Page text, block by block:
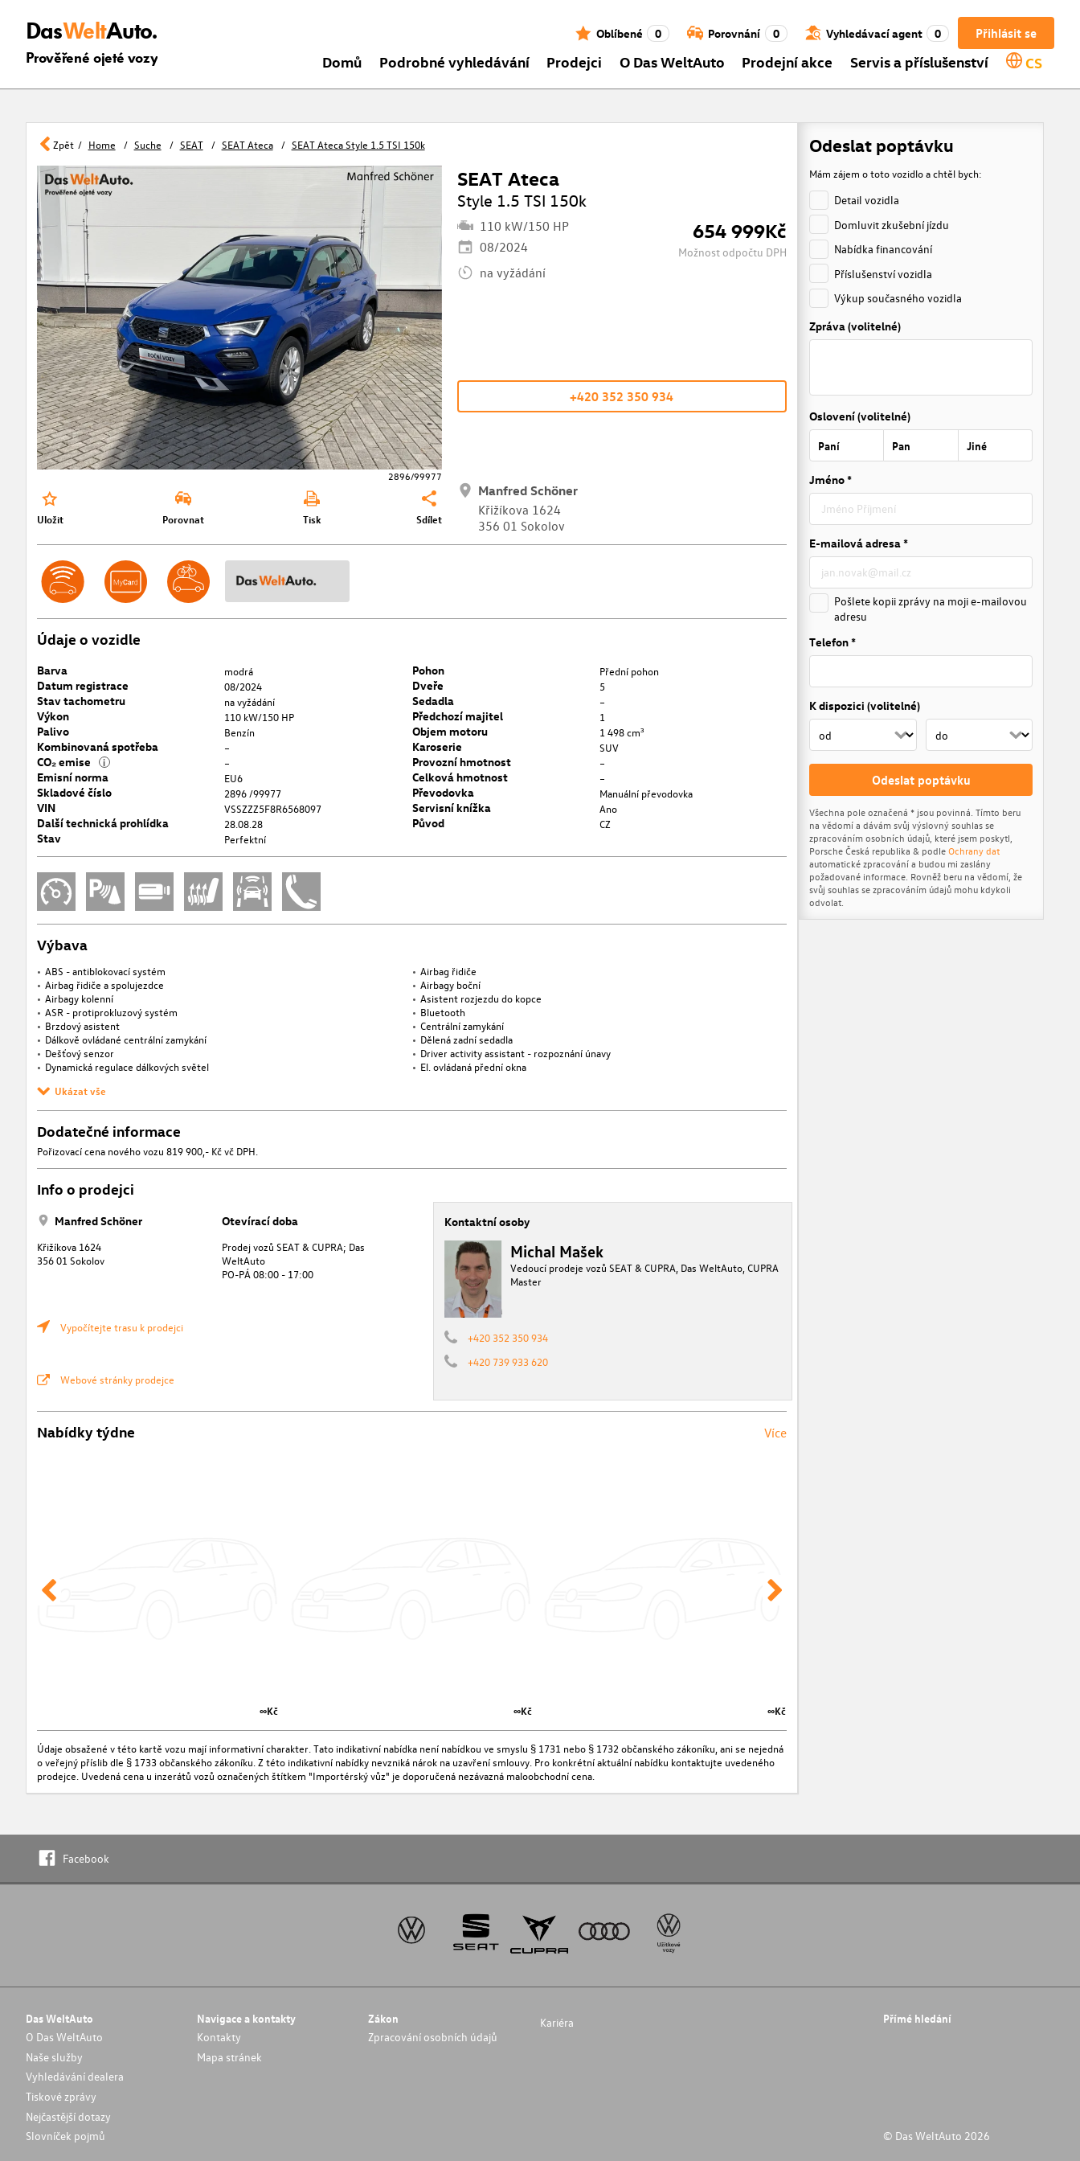
DasWeltAuto.
Prověřené ojeté vozy
Přihlásit se
Oblíbené 0 Porovnání 0 Vyhledávací agent 0
Domů Podrobné vyhledávání Prodejci O Das WeltAuto Prodejní akce Servis a příslušenství CS
Zpět Home Suche SEAT SEAT Ateca SEAT Ateca Style 1.5 TSI 150k
2896/99977
SEAT Ateca
Style 1.5 TSI 150k
110 kW/150 HP
08/2024
na vyžádání
654 999Kč
Možnost odpočtu DPH
+420 352 350 934
Manfred Schöner
Křižíkova 1624
356 01 Sokolov
Uložit Porovnat Tisk Sdílet
Údaje o vozidle
Barva modrá
Datum registrace 08/2024
Stav tachometru na vyžádání
Výkon 110 kW/150 HP
Palivo Benzín
Kombinovaná spotřeba –
CO₂ emise i –
Emisní norma EU6
Skladové číslo 2896 /99977
VIN VSSZZZ5F8R6568097
Další technická prohlídka 28.08.28
Stav Perfektní
Pohon Přední pohon
Dveře 5
Sedadla –
Předchozí majitel 1
Objem motoru 1 498 cm³
Karoserie SUV
Provozní hmotnost –
Celková hmotnost –
Převodovka Manuální převodovka
Servisní knížka Ano
Původ CZ
Výbava
ABS - antiblokovací systém
Airbag řidiče
Airbag řidiče a spolujezdce
Airbagy boční
Airbagy kolenní
Asistent rozjezdu do kopce
ASR - protiprokluzový systém
Bluetooth
Brzdový asistent
Centrální zamykání
Dálkově ovládané centrální zamykání
Dělená zadní sedadla
Dešťový senzor
Driver activity assistant - rozpoznání únavy
Dynamická regulace dálkových světel
El. ovládaná přední okna
Ukázat vše
Dodatečné informace
Pořizovací cena nového vozu 819 900,- Kč vč DPH.
Info o prodejci
Manfred Schöner
Křižíkova 1624
356 01 Sokolov
Vypočítejte trasu k prodejci
Webové stránky prodejce
Otevírací doba
Prodej vozů SEAT & CUPRA; Das
WeltAuto
PO-PÁ 08:00 - 17:00
Kontaktní osoby
Michal Mašek
Vedoucí prodeje vozů SEAT & CUPRA, Das WeltAuto, CUPRA
Master
+420 352 350 934
+420 739 933 620
Nabídky týdne Více
∞Kč ∞Kč ∞Kč
Údaje obsažené v této kartě vozu mají informativní charakter. Tato indikativní nabídka není nabídkou ve smyslu § 1731 nebo § 1732 občanského zákoníku, ani se nejedná
o veřejný příslib dle § 1733 občanského zákoníku. Z této indikativní nabídky nevzniká nárok na uzavření smlouvy. Pro konkrétní aktuální nabídku kontaktujte uvedeného
prodejce. Uvedená cena u inzerátů vozů označených štítkem "Importérský vůz" je doporučená nezávazná maloobchodní cena.
Odeslat poptávku
Mám zájem o toto vozidlo a chtěl bych:
Detail vozidla
Domluvit zkušební jízdu
Nabídka financování
Příslušenství vozidla
Výkup současného vozidla
Zpráva (volitelné)
Oslovení (volitelné)
Paní Pan Jiné
Jméno *
E-mailová adresa *
Pošlete kopii zprávy na moji e-mailovou
adresu
Telefon *
K dispozici (volitelné)
Odeslat poptávku
Všechna pole označená * jsou povinná. Tímto beru
na vědomí a dávám svůj výslovný souhlas se
zpracováním osobních údajů, které jsem poskytl,
Porsche Česká republika & podleOchrany dat
automatické zpracování a budou mi zaslány
požadované informace. Rovněž beru na vědomí, že
svůj souhlas se zpracováním údajů mohu kdykoli
odvolat.
Facebook
Das WeltAuto
O Das WeltAuto
Naše služby
Vyhledávání dealera
Tiskové zprávy
Nejčastější dotazy
Slovníček pojmů
Navigace a kontakty
Kontakty
Mapa stránek
Zákon
Zpracování osobních údajů
Kariéra Přímé hledání
© Das WeltAuto 2026